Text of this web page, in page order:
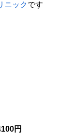
ニックです
円